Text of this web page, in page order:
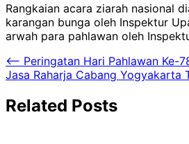
Rangkaian acara ziarah nasional
karangan bunga oleh Inspektur
arwah para pahlawan oleh
Navigasi
pos
⟵ Peringatan Hari Pahlawan Ke-
Jasa Raharja Cabang Yogyakarta
Related Posts